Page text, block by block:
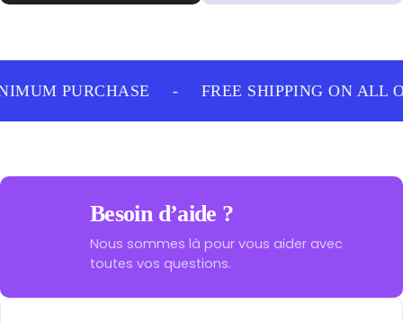
PURCHASE - FREE SHIPPING ON ALL
Besoin d’aide ?
Nous sommes là pour vous aider avec
toutes vos questions.